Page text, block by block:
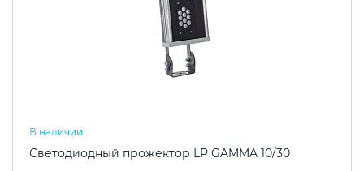
В наличии
Светодиодный прожектор LP GAMMA 10/30